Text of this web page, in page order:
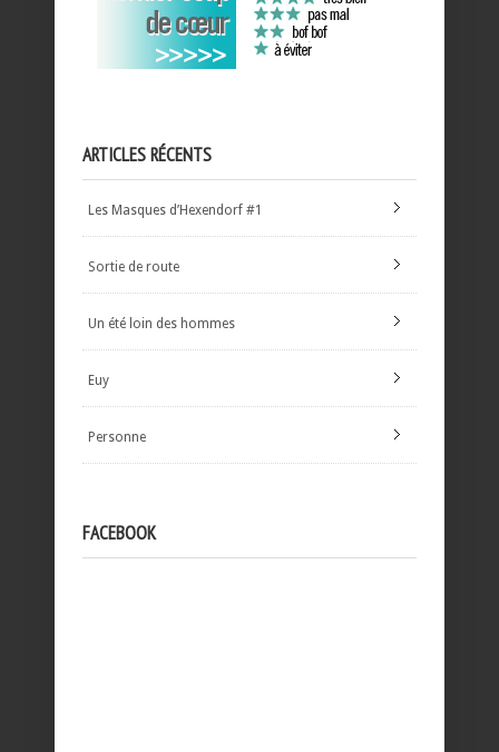
ARTICLES RÉCENTS
Les Masques d’Hexendorf #1
Sortie de route
Un été loin des hommes
Euy
Personne
FACEBOOK